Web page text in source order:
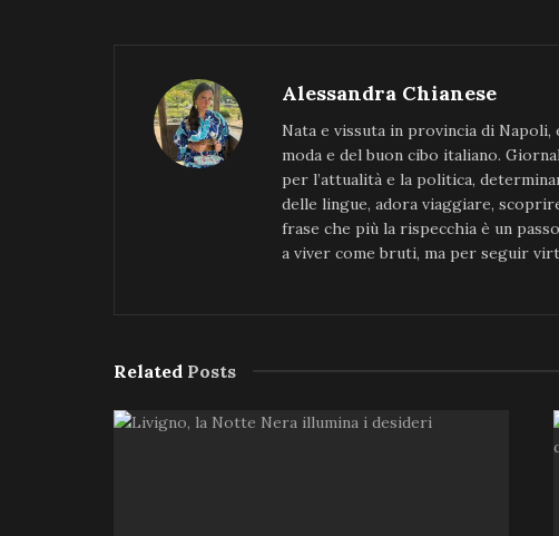
Alessandra Chianese
Nata e vissuta in provincia di
moda e del buon cibo italiano.
per l’attualità e la politica,
delle lingue, adora viaggiare,
frase che più la rispecchia è un
a viver come bruti, ma per seguir
Related Posts